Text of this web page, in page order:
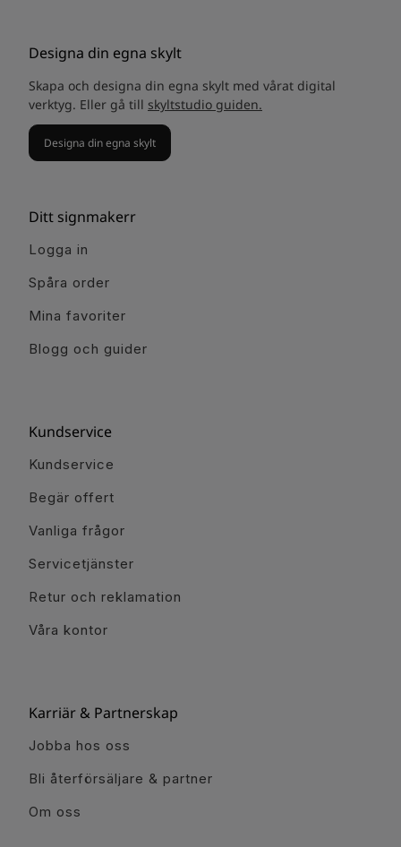
Designa din egna skylt
Skapa och designa din egna skylt med vårat digital
verktyg. Eller gå till skyltstudio guiden.
Designa din egna skylt
Ditt signmakerr
Logga in
Spåra order
Mina favoriter
Blogg och guider
Kundservice
Kundservice
Begär offert
Vanliga frågor
Servicetjänster
Retur och reklamation
Våra kontor
Karriär & Partnerskap
Jobba hos oss
Bli återförsäljare & partner
Om oss